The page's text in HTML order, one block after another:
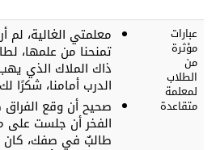
عبارات
مؤثرة
من
الطلاب
لمعلمة
متقاعدة
معلمتي الغالية، لم
تمنحنا من علمها،
ذاك الملاك الذي
الدرب أمامنا، شكرًا
صحيح أن وقع
الفخر أن جلست على
طالبٌ في صفك، كان